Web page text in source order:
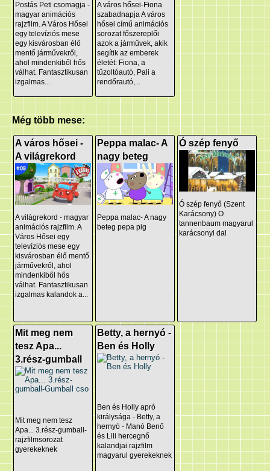
Postás Peti csomagja -
magyar animációs
rajzfilm. A Város Hősei
egy televíziós mese
egy kisvárosban élő
mentő járművekről,
ahol mindenkiből hős
válhat. Fantasztikusan
izgalmas...
A város hősei-Fiona
szabadnapja A város
hősei című animációs
sorozat főszereplői
azok a járművek, akik
segítik az emberek
életét: Fiona, a
tűzoltóautó, Pali a
rendőrautó,...
Még több mese:
A város hősei -
A világrekord
A világrekord - magyar
animációs rajzfilm. A
Város Hősei egy
televíziós mese egy
kisvárosban élő mentő
járművekről, ahol
mindenkiből hős
válhat. Fantasztikusan
izgalmas kalandok a...
Peppa malac- A
nagy beteg
Peppa malac- A nagy
beteg pepa pig
Ó szép fenyő
Ó szép fenyő (Szent
Karácsony) O
tannenbaum magyarul
karácsonyi dal
Mit meg nem
tesz Apa...
3.rész-gumball
Mit meg nem tesz
Apa... 3.rész-gumball-
rajzfilmsorozat
gyerekeknek
Betty, a hernyó -
Ben és Holly
Ben és Holly apró
királysága - Betty, a
hernyó - Manó Benő
és Lili hercegnő
kalandjai rajzfilm
magyarul gyerekeknek